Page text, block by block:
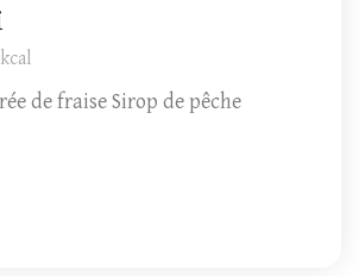
de fraise Sirop de pêche